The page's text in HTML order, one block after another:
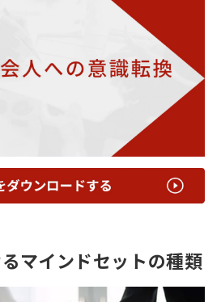
マインドセットの種類